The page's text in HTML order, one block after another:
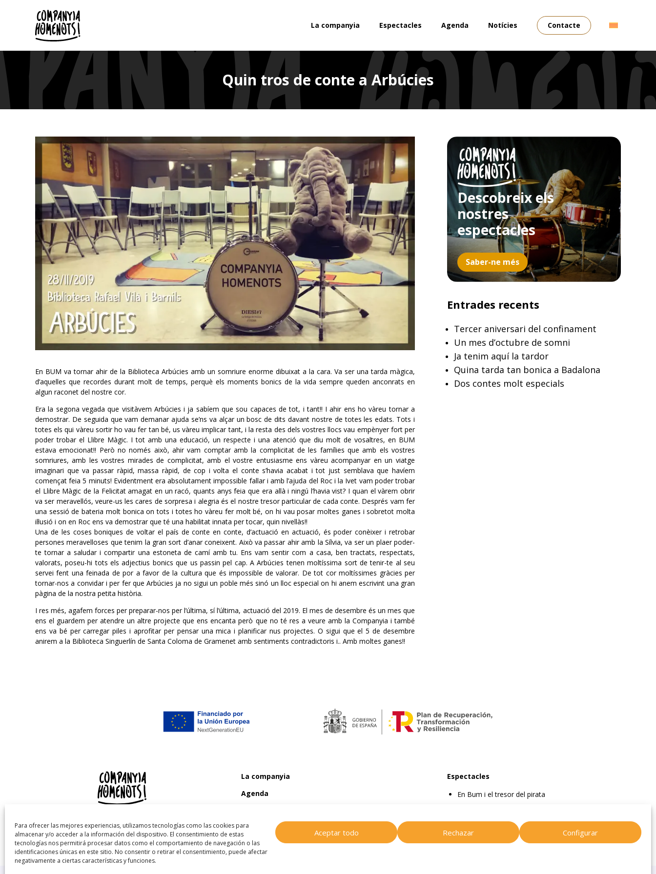
Para ofrecer las mejores experiencias, utilizamos tecnologías como las cookies para
almacenar y/o acceder a la información del dispositivo. El consentimiento de estas
tecnologías nos permitirá procesar datos como el comportamiento de navegación o las
identificaciones únicas en este sitio. No consentir o retirar el consentimiento, puede afectar
negativamente a ciertas características y funciones.
Aceptar todo Rechazar Configurar
La companyia Espectacles Agenda Notícies Contacte
Quin tros de conte a Arbúcies
En BUM va tornar ahir de la Biblioteca Arbúcies amb un somriure enorme dibuixat a la cara. Va ser una tarda màgica,
d’aquelles que recordes durant molt de temps, perquè els moments bonics de la vida sempre queden anconrats en
algun raconet del nostre cor.
Era la segona vegada que visitàvem Arbúcies i ja sabíem que sou capaces de tot, i tant!! I ahir ens ho vàreu tornar a
demostrar. De seguida que vam demanar ajuda se’ns va alçar un bosc de dits davant nostre de totes les edats. Tots i
totes els qui vàreu sortir ho vau fer tan bé, us vàreu implicar tant, i la resta des dels vostres llocs vau empènyer fort per
poder trobar el Llibre Màgic. I tot amb una educació, un respecte i una atenció que diu molt de vosaltres, en BUM
estava emocionat!! Però no només això, ahir vam comptar amb la complicitat de les famílies que amb els vostres
somriures, amb les vostres mirades de complicitat, amb el vostre entusiasme ens vàreu acompanyar en un viatge
imaginari que va passar ràpid, massa ràpid, de cop i volta el conte s’havia acabat i tot just semblava que havíem
començat feia 5 minuts! Evidentment era absolutament impossible fallar i amb l’ajuda del Roc i la Ivet vam poder trobar
el Llibre Màgic de la Felicitat amagat en un racó, quants anys feia que era allà i ningú l’havia vist? I quan el vàrem obrir
va ser meravellós, veure-us les cares de sorpresa i alegria és el nostre tresor particular de cada conte. Després vam fer
una sessió de bateria molt bonica on tots i totes ho vàreu fer molt bé, on hi vau posar moltes ganes i sobretot molta
il·lusió i on en Roc ens va demostrar que té una habilitat innata per tocar, quin nivellàs!!
Una de les coses boniques de voltar el país de conte en conte, d’actuació en actuació, és poder conèixer i retrobar
persones meravelloses que tenim la gran sort d’anar coneixent. Això va passar ahir amb la Sílvia, va ser un plaer poder-
te tornar a saludar i compartir una estoneta de camí amb tu. Ens vam sentir com a casa, ben tractats, respectats,
valorats, poseu-hi tots els adjectius bonics que us passin pel cap. A Arbúcies tenen moltíssima sort de tenir-te al seu
servei fent una feinada de por a favor de la cultura que és impossible de valorar. De tot cor moltíssimes gràcies per
tornar-nos a convidar i per fer que Arbúcies ja no sigui un poble més sinó un lloc especial on hi anem escrivint una gran
pàgina de la nostra petita història.
I res més, agafem forces per preparar-nos per l’última, sí l’última, actuació del 2019. El mes de desembre és un mes que
ens el guardem per atendre un altre projecte que ens encanta però que no té res a veure amb la Companyia i també
ens va bé per carregar piles i aprofitar per pensar una mica i planificar nus projectes. O sigui que el 5 de desembre
anirem a la Biblioteca Singuerlín de Santa Coloma de Gramenet amb sentiments contradictoris i.. Amb moltes ganes!!
Descobreix els
nostres
espectacles
Saber-ne més
Entrades recents
Tercer aniversari del confinament
Un mes d’octubre de somni
Ja tenim aquí la tardor
Quina tarda tan bonica a Badalona
Dos contes molt especials
info@companyiahomenots.com
La companyia
Agenda
Contacte
Espectacles
En Bum i el tresor del pirata
En Bum i l’estel dels desitjos
En Bum i el secret de l’amistat